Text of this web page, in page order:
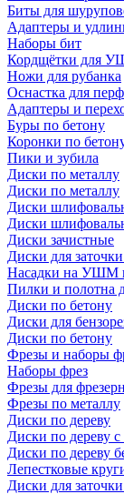
Биты для
Адаптеры и
Наборы бит
Кордщётки для
Ножи для рубанка
Оснастка для
Адаптеры и
Буры по бетону
Коронки по
Пики и зубила
Диски по металлу
Диски по металлу
Диски
Диски
Диски зачистные
Диски для
Насадки на УШМ
Пилки и полотна
Диски по бетону
Диски для
Диски по бетону
Фрезы и наборы
Наборы фрез
Фрезы для
Фрезы по металлу
Диски по дереву
Диски по дереву
Диски по дереву
Лепестковые
Диски для